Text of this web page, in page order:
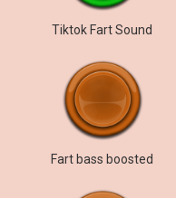
Tiktok Fart Sound
Fart bass boosted